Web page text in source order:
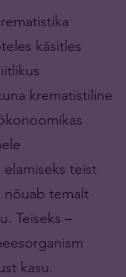
käsitles
krematistiline
teist
nõuab temalt
Teiseks –
kasu.